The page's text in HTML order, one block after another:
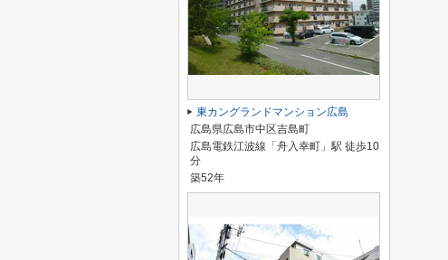
東カングランドマンション広島
広島県広島市中区吉島町
広島電鉄江波線「舟入幸町」駅 徒歩10
分
築52年